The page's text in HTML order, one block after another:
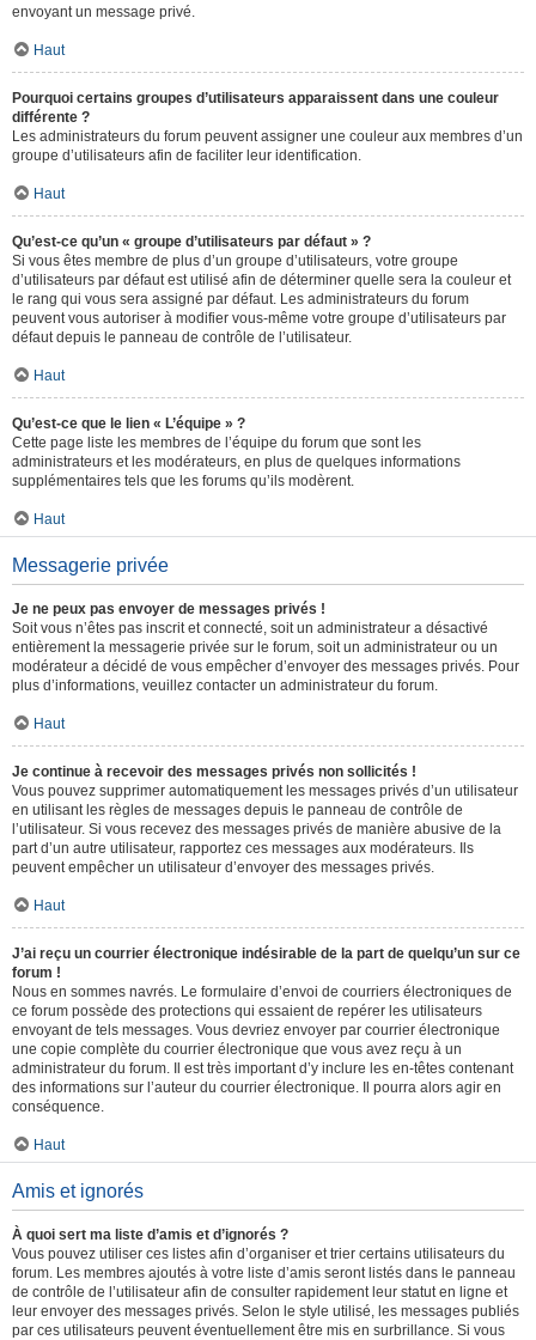
envoyant un message privé.
Haut
Pourquoi certains groupes d’utilisateurs apparaissent dans une couleur
différente ?
Les administrateurs du forum peuvent assigner une couleur aux membres d’un
groupe d’utilisateurs afin de faciliter leur identification.
Haut
Qu’est-ce qu’un « groupe d’utilisateurs par défaut » ?
Si vous êtes membre de plus d’un groupe d’utilisateurs, votre groupe
d’utilisateurs par défaut est utilisé afin de déterminer quelle sera la couleur et
le rang qui vous sera assigné par défaut. Les administrateurs du forum
peuvent vous autoriser à modifier vous-même votre groupe d’utilisateurs par
défaut depuis le panneau de contrôle de l’utilisateur.
Haut
Qu’est-ce que le lien « L’équipe » ?
Cette page liste les membres de l’équipe du forum que sont les
administrateurs et les modérateurs, en plus de quelques informations
supplémentaires tels que les forums qu’ils modèrent.
Haut
Messagerie privée
Je ne peux pas envoyer de messages privés !
Soit vous n’êtes pas inscrit et connecté, soit un administrateur a désactivé
entièrement la messagerie privée sur le forum, soit un administrateur ou un
modérateur a décidé de vous empêcher d’envoyer des messages privés. Pour
plus d’informations, veuillez contacter un administrateur du forum.
Haut
Je continue à recevoir des messages privés non sollicités !
Vous pouvez supprimer automatiquement les messages privés d’un utilisateur
en utilisant les règles de messages depuis le panneau de contrôle de
l’utilisateur. Si vous recevez des messages privés de manière abusive de la
part d’un autre utilisateur, rapportez ces messages aux modérateurs. Ils
peuvent empêcher un utilisateur d’envoyer des messages privés.
Haut
J’ai reçu un courrier électronique indésirable de la part de quelqu’un sur ce
forum !
Nous en sommes navrés. Le formulaire d’envoi de courriers électroniques de
ce forum possède des protections qui essaient de repérer les utilisateurs
envoyant de tels messages. Vous devriez envoyer par courrier électronique
une copie complète du courrier électronique que vous avez reçu à un
administrateur du forum. Il est très important d’y inclure les en-têtes contenant
des informations sur l’auteur du courrier électronique. Il pourra alors agir en
conséquence.
Haut
Amis et ignorés
À quoi sert ma liste d’amis et d’ignorés ?
Vous pouvez utiliser ces listes afin d’organiser et trier certains utilisateurs du
forum. Les membres ajoutés à votre liste d’amis seront listés dans le panneau
de contrôle de l’utilisateur afin de consulter rapidement leur statut en ligne et
leur envoyer des messages privés. Selon le style utilisé, les messages publiés
par ces utilisateurs peuvent éventuellement être mis en surbrillance. Si vous